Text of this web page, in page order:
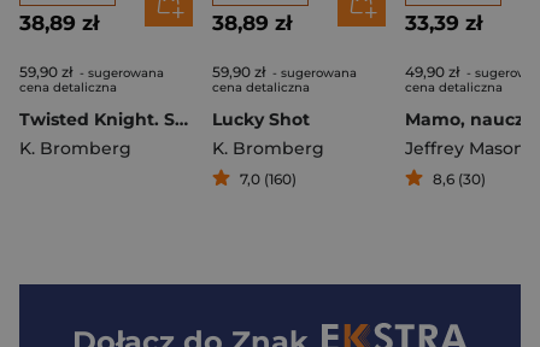
38,89 zł
59,90 zł - sugerowana
cena detaliczna
Twisted Knight. Splątane serca. Tom 1
K. Bromberg
38,89 zł
59,90 zł - sugerowana
cena detaliczna
Lucky Shot
K. Bromberg
7,0 (160)
33,39 zł
49,90 zł -
cena detaliczna
Jeffrey Mason
8,6 (30)